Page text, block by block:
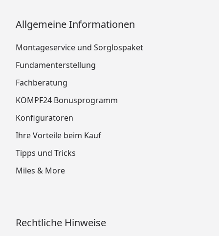
Allgemeine Informationen
Montageservice und Sorglospaket
Fundamenterstellung
Fachberatung
KÖMPF24 Bonusprogramm
Konfiguratoren
Ihre Vorteile beim Kauf
Tipps und Tricks
Miles & More
Rechtliche Hinweise